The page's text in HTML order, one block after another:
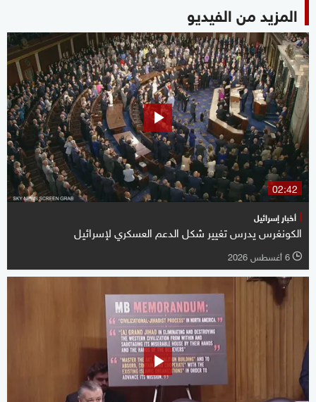
المزيد من الفيديو
02:42
أخبار إسرائيل
الكونغرس يدرس تغيير شكل الدعم العسكري لإسرائيل
l 6 أغسطس 2026